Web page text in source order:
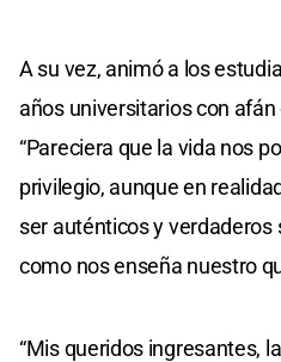
A su vez, animó a los
años universitarios con
“Pareciera que la vida nos
privilegio, aunque en
ser auténticos y verdaderos
como nos enseña nuestro
“Mis queridos ingresantes,